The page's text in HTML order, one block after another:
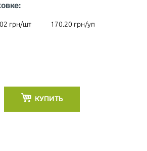
грн/шт 170.20 грн/уп
КУПИТЬ